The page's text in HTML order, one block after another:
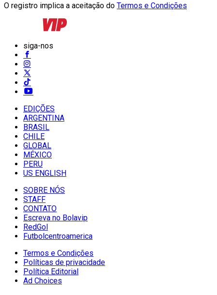
O registro implica a aceitação do Termos e Condições
siga-nos
EDIÇÕES
ARGENTINA
BRASIL
CHILE
GLOBAL
MÉXICO
PERU
US ENGLISH
SOBRE NÓS
STAFF
CONTATO
Escreva no Bolavip
RedGol
Futbolcentroamerica
Termos e Condições
Políticas de privacidade
Política Editorial
Ad Choices